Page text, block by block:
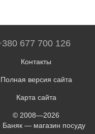
677 700 126
Контакты
Полная версия сайта
Карта сайта
© 2008—2026
Баняк — магазин посуду